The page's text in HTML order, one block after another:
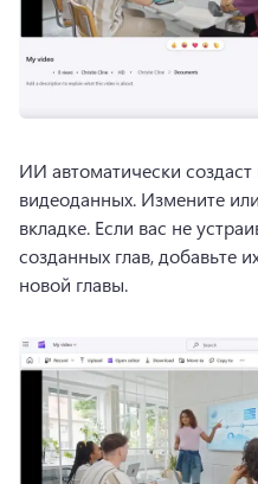
ИИ автоматически
видеоданных. Измените
вкладке. Если вас не
созданных глав,
новой главы.